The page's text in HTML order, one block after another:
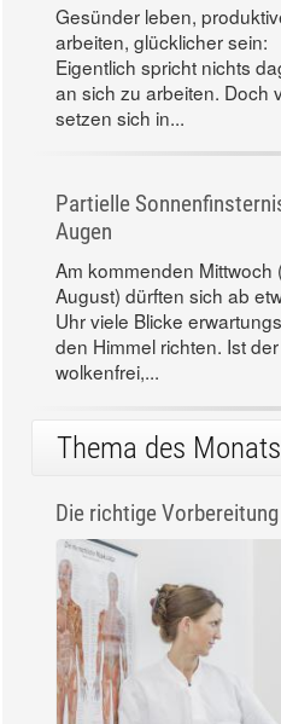
Gesünder leben,
arbeiten, glücklicher sein:
Eigentlich spricht nichts
an sich zu arbeiten. Doch
setzen sich in...
Partielle
Augen
Am kommenden Mittwoch
August) dürften sich ab
Uhr viele Blicke
den Himmel richten. Ist der
wolkenfrei,...
Thema des Monats
Die richtige